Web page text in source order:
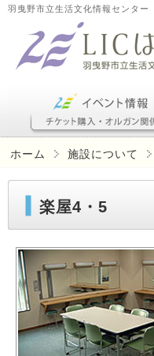
羽曳野市立生活文化情報センタ
ホーム 施設について
楽屋4・5